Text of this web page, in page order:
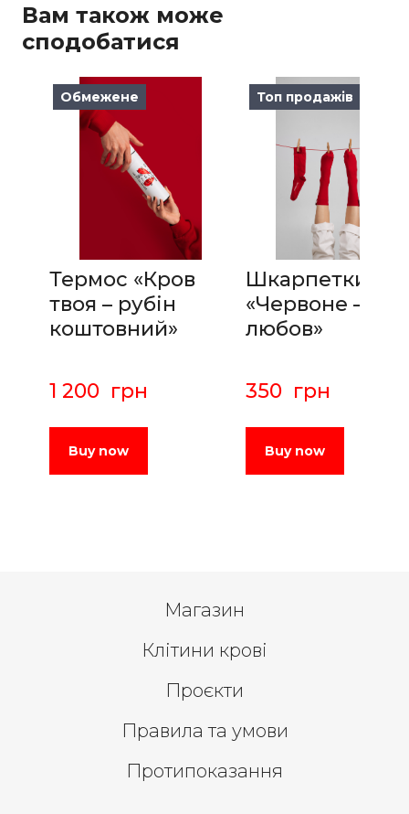
Вам також може
сподобатися
Обмежене
Термос «Кров
твоя – рубін
коштовний»
1 200  грн
Buy now
Топ продажів
Шкарпетки
«Червоне — то
любов»
350  грн
Buy now
Магазин
Клітини крові
Проєкти
Правила та умови
Протипоказання